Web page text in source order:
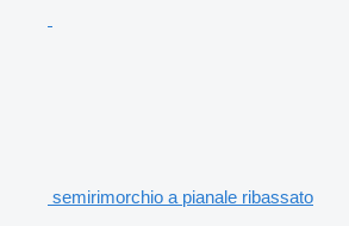
semirimorchio a pianale ribassato